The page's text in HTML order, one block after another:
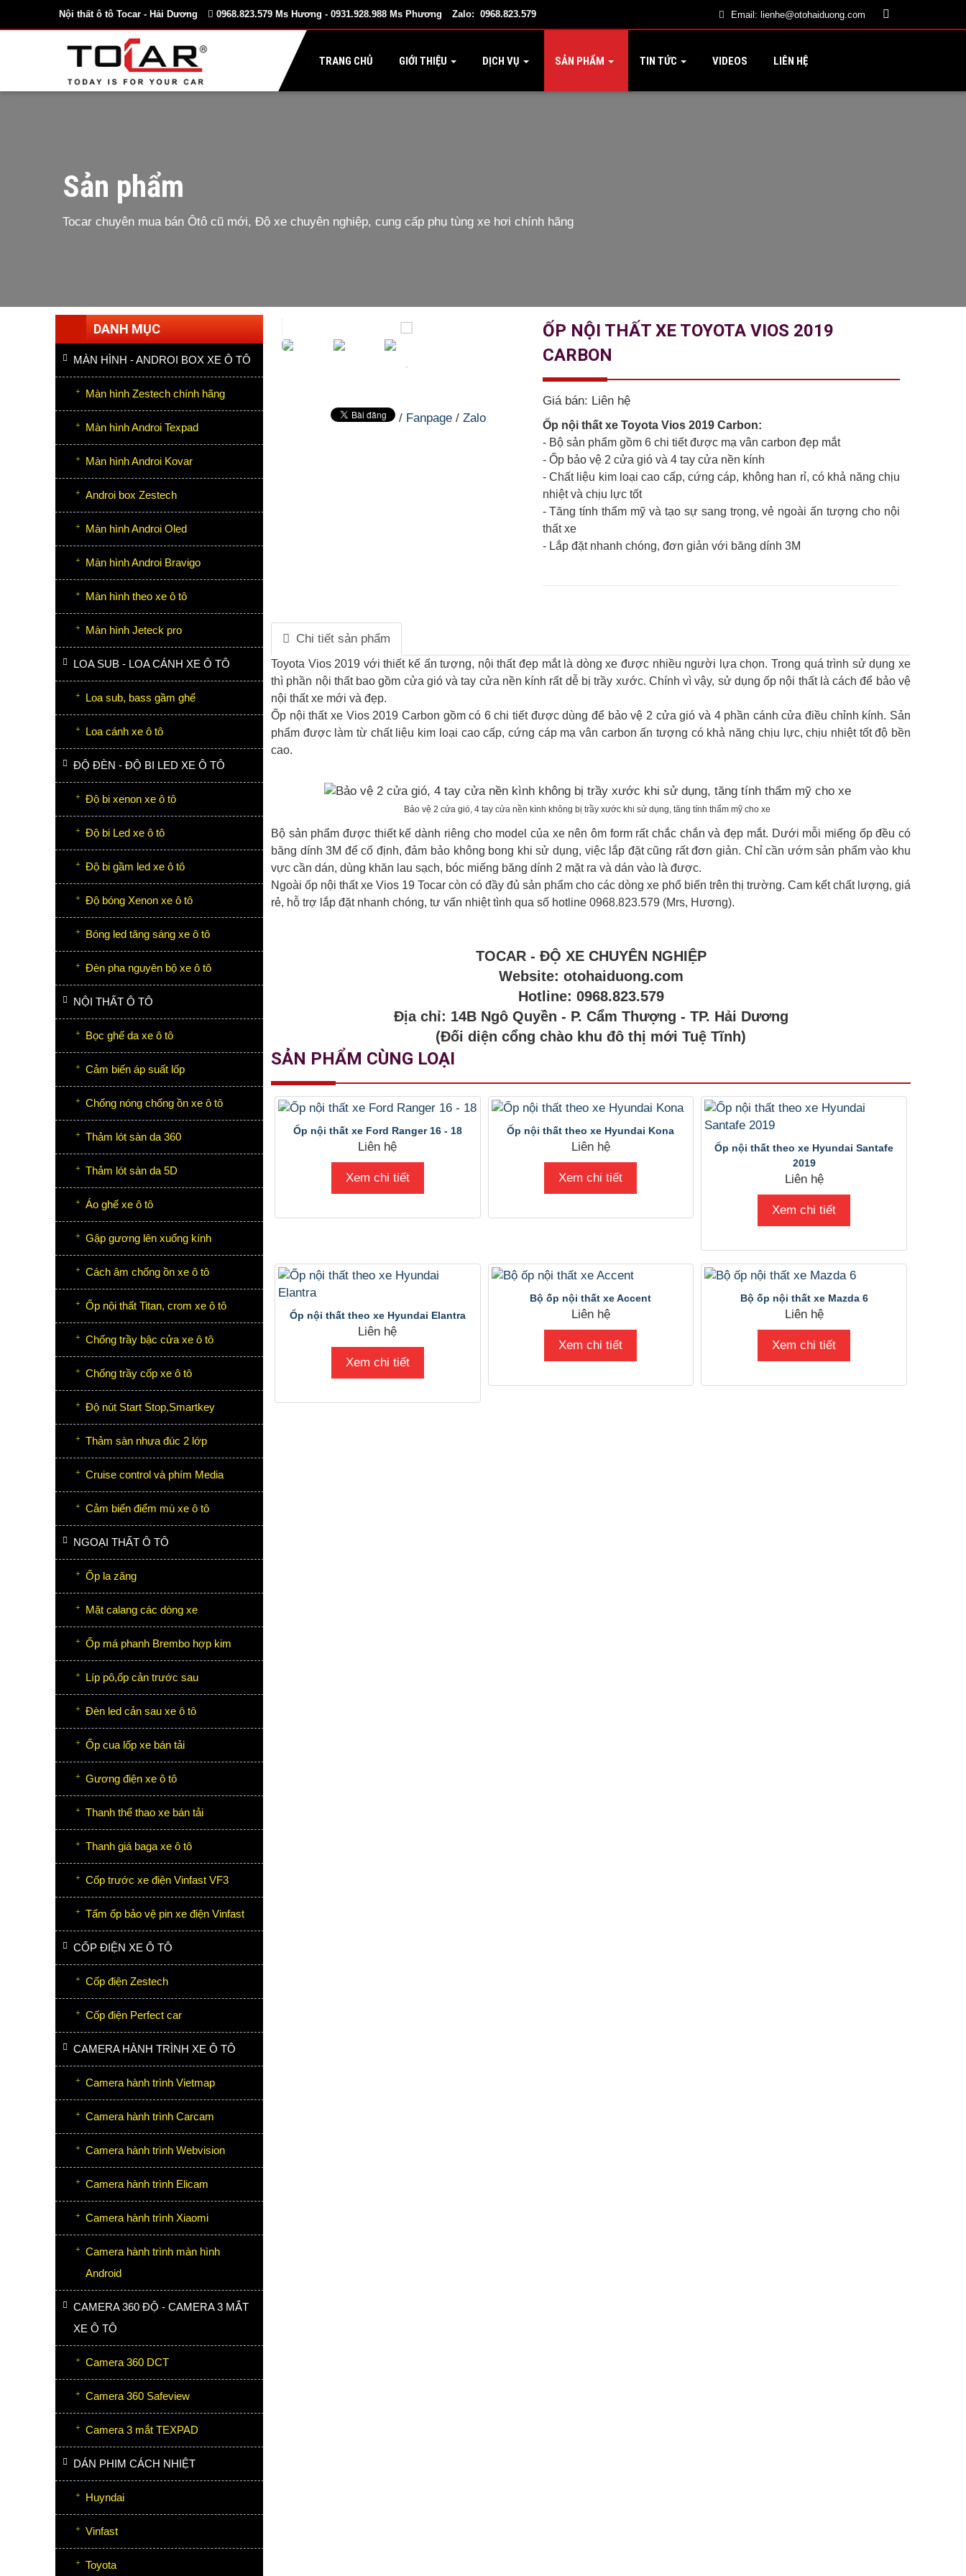
Email: lienhe@otohaiduong.com
Nội thất ô tô Tocar - Hải Dương 0968.823.579 Ms Hương - 0931.928.988 Ms Phương Zalo: 0968.823.579
TRANG CHỦ GIỚI THIỆU DỊCH VỤ SẢN PHẨM TIN TỨC VIDEOS LIÊN HỆ
Sản phẩm
Tocar chuyên mua bán Ôtô cũ mới, Độ xe chuyên nghiệp, cung cấp phụ tùng xe hơi chính hãng
/ Fanpage /Zalo
ỐP NỘI THẤT XE TOYOTA VIOS 2019
CARBON
Giá bán: Liên hệ
Ốp nội thất xe Toyota Vios 2019 Carbon:
- Bộ sản phẩm gồm 6 chi tiết được mạ vân carbon đẹp mắt
- Ốp bảo vệ 2 cửa gió và 4 tay cửa nền kính
- Chất liệu kim loại cao cấp, cứng cáp, không han rỉ, có khả năng chịu
nhiệt và chịu lực tốt
- Tăng tính thẩm mỹ và tạo sự sang trọng, vẻ ngoài ấn tượng cho nội
thất xe
- Lắp đặt nhanh chóng, đơn giản với băng dính 3M
Chi tiết sản phẩm
Toyota Vios 2019 với thiết kế ấn tượng, nội thất đẹp mắt là dòng xe được nhiều người lựa chọn. Trong quá trình sử dụng xe
thì phần nội thất bao gồm cửa gió và tay cửa nền kính rất dễ bị trầy xước. Chính vì vậy, sử dụng ốp nội thất là cách để bảo vệ
nội thất xe mới và đẹp.
Ốp nội thất xe Vios 2019 Carbon gồm có 6 chi tiết được dùng để bảo vệ 2 cửa gió và 4 phần cánh cửa điều chỉnh kính. Sản
phẩm được làm từ chất liệu kim loại cao cấp, cứng cáp mạ vân carbon ấn tượng có khả năng chịu lực, chịu nhiệt tốt độ bền
cao.
Bảo vệ 2 cửa gió, 4 tay cửa nền kình không bị trầy xước khi sử dụng, tăng tính thẩm mỹ cho xe
Bộ sản phẩm được thiết kế dành riêng cho model của xe nên ôm form rất chắc chắn và đẹp mắt. Dưới mỗi miếng ốp đều có
băng dính 3M để cố định, đảm bảo không bong khi sử dụng, việc lắp đặt cũng rất đơn giản. Chỉ cần ướm sản phẩm vào khu
vực cần dán, dùng khăn lau sạch, bóc miếng băng dính 2 mặt ra và dán vào là được.
Ngoài ốp nội thất xe Vios 19 Tocar còn có đầy đủ sản phẩm cho các dòng xe phổ biến trên thị trường. Cam kết chất lượng, giá
rẻ, hỗ trợ lắp đặt nhanh chóng, tư vấn nhiệt tình qua số hotline 0968.823.579 (Mrs, Hương).
TOCAR - ĐỘ XE CHUYÊN NGHIỆP
Website: otohaiduong.com
Hotline: 0968.823.579
Địa chỉ: 14B Ngô Quyền - P. Cẩm Thượng - TP. Hải Dương
(Đối diện cổng chào khu đô thị mới Tuệ Tĩnh)
SẢN PHẨM CÙNG LOẠI
Ốp nội thất xe Ford Ranger 16 - 18
Liên hệ
Xem chi tiết
Ốp nội thất theo xe Hyundai Kona
Liên hệ
Xem chi tiết
Ốp nội thất theo xe Hyundai Santafe
2019
Liên hệ
Xem chi tiết
Ốp nội thất theo xe Hyundai Elantra
Liên hệ
Xem chi tiết
Bộ ốp nội thất xe Accent
Liên hệ
Xem chi tiết
Bộ ốp nội thất xe Mazda 6
Liên hệ
Xem chi tiết
DANH MỤC
MÀN HÌNH - ANDROI BOX XE Ô TÔ
Màn hình Zestech chính hãng
Màn hình Androi Texpad
Màn hình Androi Kovar
Androi box Zestech
Màn hình Androi Oled
Màn hình Androi Bravigo
Màn hình theo xe ô tô
Màn hình Jeteck pro
LOA SUB - LOA CÁNH XE Ô TÔ
Loa sub, bass gầm ghế
Loa cánh xe ô tô
ĐỘ ĐÈN - ĐỘ BI LED XE Ô TÔ
Độ bi xenon xe ô tô
Độ bi Led xe ô tô
Độ bi gầm led xe ô tô
Độ bóng Xenon xe ô tô
Bóng led tăng sáng xe ô tô
Đèn pha nguyên bộ xe ô tô
NỘI THẤT Ô TÔ
Bọc ghế da xe ô tô
Cảm biến áp suất lốp
Chống nóng chống ồn xe ô tô
Thảm lót sàn da 360
Thảm lót sàn da 5D
Áo ghế xe ô tô
Gập gương lên xuống kính
Cách âm chống ồn xe ô tô
Ốp nội thất Titan, crom xe ô tô
Chống trầy bậc cửa xe ô tô
Chống trầy cốp xe ô tô
Độ nút Start Stop,Smartkey
Thảm sàn nhựa đúc 2 lớp
Cruise control và phím Media
Cảm biến điểm mù xe ô tô
NGOẠI THẤT Ô TÔ
Ốp la zăng
Mặt calang các dòng xe
Ốp má phanh Brembo hợp kim
Líp pô,ốp cản trước sau
Đèn led cản sau xe ô tô
Ốp cua lốp xe bán tải
Gương điện xe ô tô
Thanh thể thao xe bán tải
Thanh giá baga xe ô tô
Cốp trước xe điện Vinfast VF3
Tấm ốp bảo vệ pin xe điện Vinfast
CỐP ĐIỆN XE Ô TÔ
Cốp điện Zestech
Cốp điện Perfect car
CAMERA HÀNH TRÌNH XE Ô TÔ
Camera hành trình Vietmap
Camera hành trình Carcam
Camera hành trình Webvision
Camera hành trình Elicam
Camera hành trình Xiaomi
Camera hành trình màn hình
Android
CAMERA 360 ĐỘ - CAMERA 3 MẮT
XE Ô TÔ
Camera 360 DCT
Camera 360 Safeview
Camera 3 mắt TEXPAD
DÁN PHIM CÁCH NHIỆT
Huyndai
Vinfast
Toyota